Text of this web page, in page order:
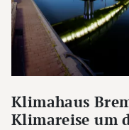
Klimahaus
Klimareise um